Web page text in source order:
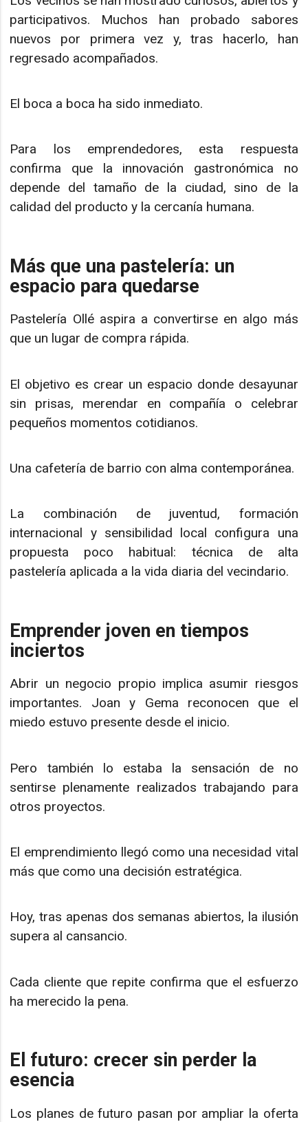
participativos. Muchos han probado sabores
nuevos por primera vez y, tras hacerlo, han
regresado acompañados.
El boca a boca ha sido inmediato.
Para los emprendedores, esta respuesta
confirma que la innovación gastronómica no
depende del tamaño de la ciudad, sino de la
calidad del producto y la cercanía humana.
Más que una pastelería: un
espacio para quedarse
Pastelería Ollé aspira a convertirse en algo más
que un lugar de compra rápida.
El objetivo es crear un espacio donde desayunar
sin prisas, merendar en compañía o celebrar
pequeños momentos cotidianos.
Una cafetería de barrio con alma contemporánea.
La combinación de juventud, formación
internacional y sensibilidad local configura una
propuesta poco habitual: técnica de alta
pastelería aplicada a la vida diaria del vecindario.
Emprender joven en tiempos
inciertos
Abrir un negocio propio implica asumir riesgos
importantes. Joan y Gema reconocen que el
miedo estuvo presente desde el inicio.
Pero también lo estaba la sensación de no
sentirse plenamente realizados trabajando para
otros proyectos.
El emprendimiento llegó como una necesidad vital
más que como una decisión estratégica.
Hoy, tras apenas dos semanas abiertos, la ilusión
supera al cansancio.
Cada cliente que repite confirma que el esfuerzo
ha merecido la pena.
El futuro: crecer sin perder la
esencia
Los planes de futuro pasan por ampliar la oferta